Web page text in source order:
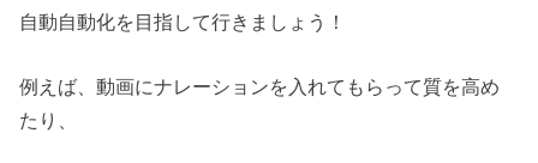
自動自動化を目指して行きましょう！
例えば、動画にナレーションを入れてもらって質を高め
たり、